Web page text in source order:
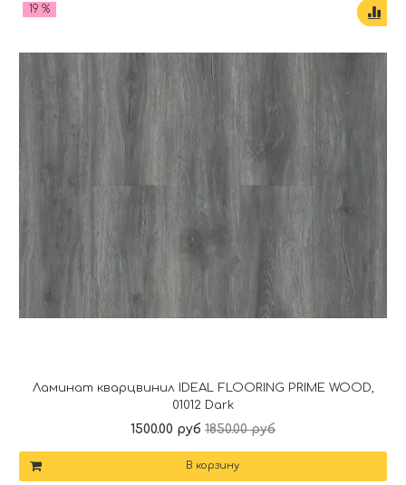
19 %
Ламинат кварцвинил IDEAL FLOORING PRIME WOOD,
01012 Dark
1500.00 руб 1850.00 руб
В корзину